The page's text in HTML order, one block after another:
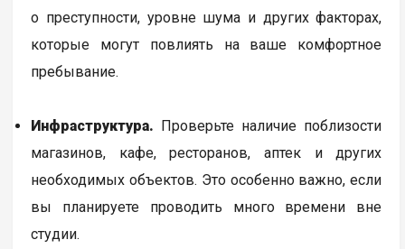
о преступности, уровне шума и других факторах,
которые могут повлиять на ваше комфортное
пребывание.
Инфраструктура. Проверьте наличие поблизости
магазинов, кафе, ресторанов, аптек и других
необходимых объектов. Это особенно важно, если
вы планируете проводить много времени вне
студии.